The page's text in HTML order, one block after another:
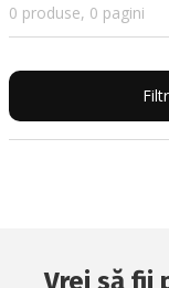
0 produse, 0 pagini
Vrei să fii